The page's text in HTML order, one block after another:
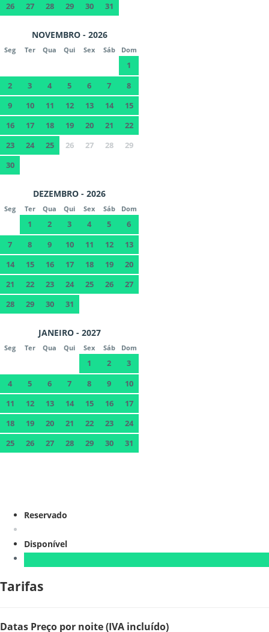
26
27 28 29 30 31
NOVEMBRO - 2026
Seg Ter Qua Qui Sex Sáb Dom
1
2
3 4 5 6 7
8
9
10 11 12 13 14
15
16
17 18 19 20 21
22
23
24 25 26 27 28
29
30
DEZEMBRO - 2026
Seg Ter Qua Qui Sex Sáb Dom
1 2 3 4 5
6
7
8 9 10 11 12
13
14
15 16 17 18 19
20
21
22 23 24 25 26
27
28
29 30 31
JANEIRO - 2027
Seg Ter Qua Qui Sex Sáb Dom
1 2
3
4
5 6 7 8 9
10
11
12 13 14 15 16
17
18
19 20 21 22 23
24
25
26 27 28 29 30 31
Reservado
Disponível
Tarifas
Datas Preço por noite (IVA incluído)